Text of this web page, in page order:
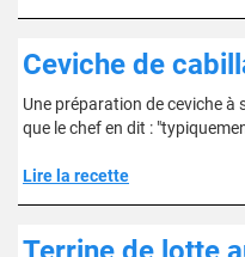
Ceviche de
Une préparation de ceviche à
que le chef en dit :
Lire la recette